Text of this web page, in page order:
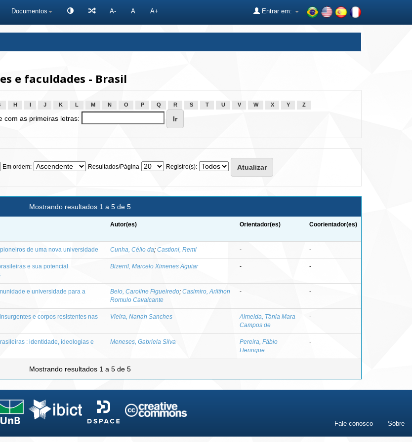
Documentos A- A A+ Entrar em:
e faculdades - Brasil
H J K L M N O P Q R S T U V W X Y Z
com as primeiras letras:
Em ordem: Resultados/Página Registro(s):
Mostrando resultados 1 a 5 de 5
Autor(es) Orientador(es) Coorientador(es)
de uma nova universidade Cunha, Célio da; Castioni, Remi - -
e sua potencial
Bizerril, Marcelo Ximenes Aguiar - -
e universidade para a
Belo, Caroline Figueiredo; Casimiro, Arilthon
Romulo Cavalcante
- -
e corpos resistentes nas
Vieira, Nanah Sanches
Almeida, Tânia Mara
Campos de
-
: identidade, ideologias e
Meneses, Gabriela Silva
Pereira, Fábio
Henrique
-
Mostrando resultados 1 a 5 de 5
Fale conosco Sobre